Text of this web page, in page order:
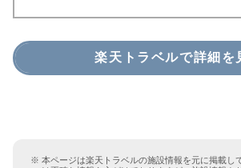
楽天トラベルで詳細を
本ページは楽天トラベルの施設情報を元に掲載し